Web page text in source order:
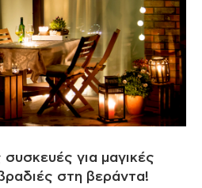
συσκευές για μαγικές
στη βεράντα!